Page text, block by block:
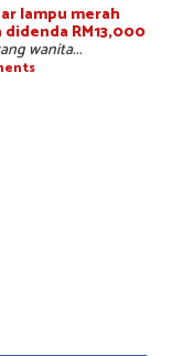
lampu merah
RM13,000
wanita...